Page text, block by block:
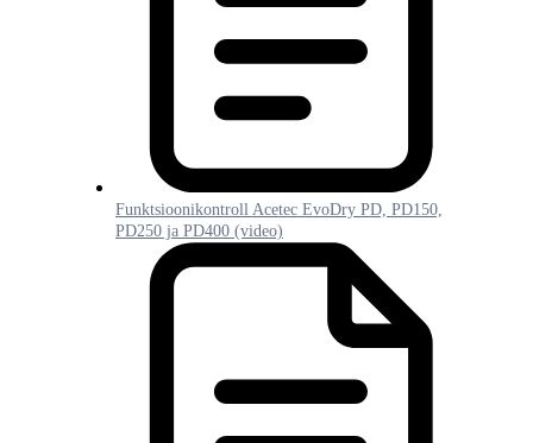
Funktsioonikontroll Acetec EvoDry PD, PD150,
PD250 ja PD400 (video)